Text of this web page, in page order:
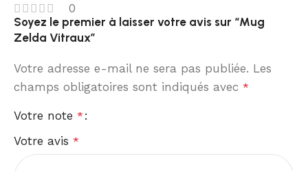
0
Soyez le premier à laisser votre avis sur “Mug
Zelda Vitraux”
Votre adresse e-mail ne sera pas publiée. Les
champs obligatoires sont indiqués avec *
Votre note *
Votre avis *